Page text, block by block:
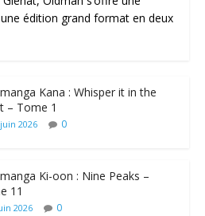
édition grand format en deux
Kana : Whisper it in the
– Tome 1
2026 0
Ki-oon : Nine Peaks –
11
2026 0